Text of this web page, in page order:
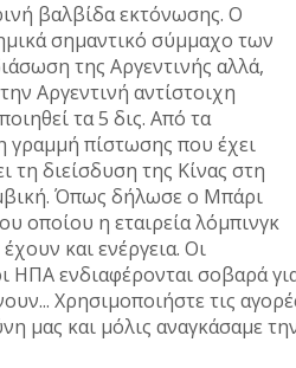
βαλβίδα εκτόνωσης. Ο
σημαντικό σύμμαχο των
της Αργεντινής αλλά,
Αργεντινή αντίστοιχη
τα 5 δις. Από τα
γραμμή πίστωσης που έχει
διείσδυση της Κίνας στη
Όπως δήλωσε ο Μπάρι
οποίου η εταιρεία λόμπινγκ
και ενέργεια. Οι
ΗΠΑ ενδιαφέρονται σοβαρά
Χρησιμοποιήστε τις
μας και μόλις αναγκάσαμε